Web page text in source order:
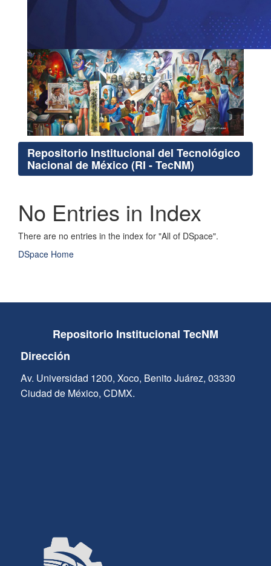
Repositorio Institucional del Tecnológico
Nacional de México (RI - TecNM)
No Entries in Index
There are no entries in the index for "All of DSpace".
DSpace Home
Repositorio Institucional TecNM
Dirección
Av. Universidad 1200, Xoco, Benito Juárez, 03330
Ciudad de México, CDMX.